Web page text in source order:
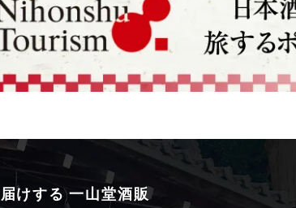
けする 一山堂酒販